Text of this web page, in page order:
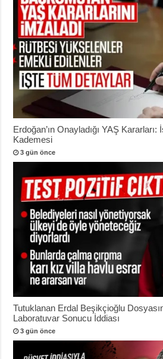
Erdoğan’ın Onayladığı YAŞ
Kademesi
3 gün önce
Tutuklanan Erdal Beşikçioğlu
Laboratuvar Sonucu İddiası
3 gün önce